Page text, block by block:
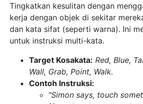
Tingkatkan kesulitan dengan
kerja dengan objek di sekitar
dan kata sifat (seperti warna). Ini
untuk instruksi multi-kata.
Target Kosakata: Red, Blue,
Wall, Grab, Point, Walk.
Contoh Instruksi:
“Simon says, touch